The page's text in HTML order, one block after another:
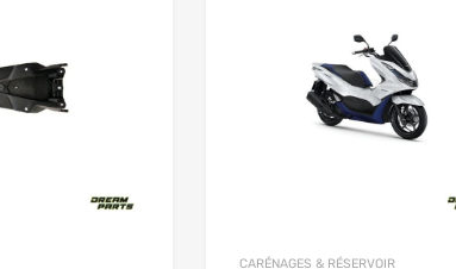
CARÉNAGES & RÉSERVOIR